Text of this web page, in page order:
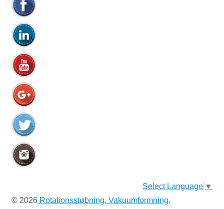
Select Language ▼
© 2026 Rotationsstøbning, Vakuumformning,